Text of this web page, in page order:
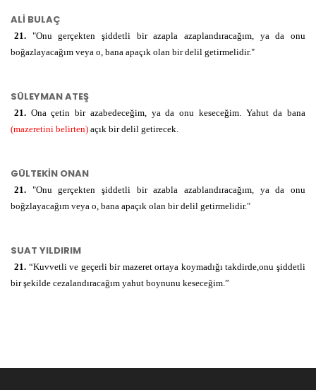
ALİ BULAÇ
21. "Onu gerçekten şiddetli bir azapla azaplandıracağım, ya da onu
boğazlayacağım veya o, bana apaçık olan bir delil getirmelidir."
SÜLEYMAN ATEŞ
21. Ona çetin bir azabedeceğim, ya da onu keseceğim. Yahut da bana
(mazeretini belirten) açık bir delil getirecek.
GÜLTEKİN ONAN
21. "Onu gerçekten şiddetli bir azabla azablandıracağım, ya da onu
boğzlayacağım veya o, bana apaçık olan bir delil getirmelidir."
SUAT YILDIRIM
21. “Kuvvetli ve geçerli bir mazeret ortaya koymadığı takdirde,onu şiddetli
bir şekilde cezalandıracağım yahut boynunu keseceğim.”